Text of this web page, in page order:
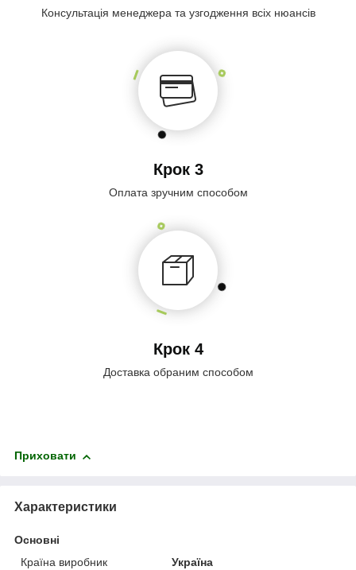
Консультація менеджера та узгодження всіх нюансів
Крок 3
Оплата зручним способом
Крок 4
Доставка обраним способом
Приховати
Характеристики
Основні
Країна виробник
Україна